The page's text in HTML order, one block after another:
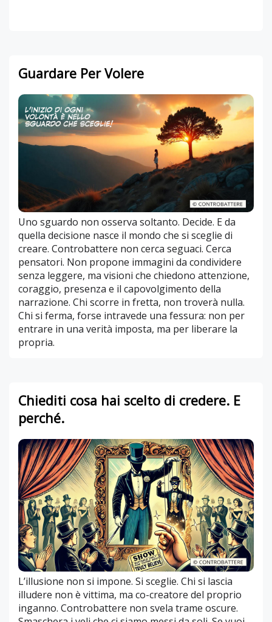
Guardare Per Volere
Uno sguardo non osserva soltanto. Decide. E da
quella decisione nasce il mondo che si sceglie di
creare. Controbattere non cerca seguaci. Cerca
pensatori. Non propone immagini da condividere
senza leggere, ma visioni che chiedono attenzione,
coraggio, presenza e il capovolgimento della
narrazione. Chi scorre in fretta, non troverà nulla.
Chi si ferma, forse intravede una fessura: non per
entrare in una verità imposta, ma per liberare la
propria.
Chiediti cosa hai scelto di credere. E
perché.
L’illusione non si impone. Si sceglie. Chi si lascia
illudere non è vittima, ma co-creatore del proprio
inganno. Controbattere non svela trame oscure.